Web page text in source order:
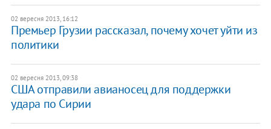
02 вересня 2013, 16:12
Премьер Грузии рассказал, почему хочет уйти из
политики
02 вересня 2013, 09:38
США отправили авианосец для поддержки
удара по Сирии